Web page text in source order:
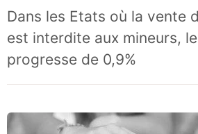
Dans les Etats où la vente
est interdite aux mineurs,
progresse de 0,9%